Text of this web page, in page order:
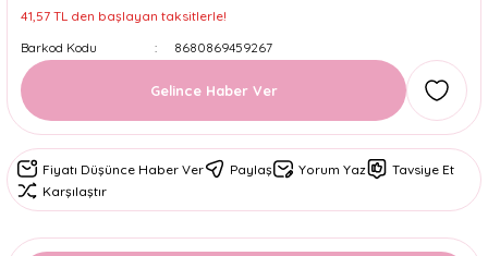
41,57 TL den başlayan taksitlerle!
Barkod Kodu
8680869459267
Gelince Haber Ver
Fiyatı Düşünce Haber Ver Paylaş Yorum Yaz
Tavsiye Et
Karşılaştır